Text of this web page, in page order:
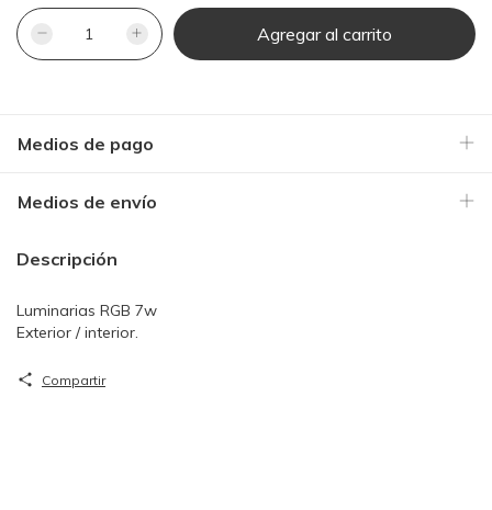
Medios de pago
Medios de envío
Descripción
Luminarias RGB 7w
Exterior / interior.
Compartir